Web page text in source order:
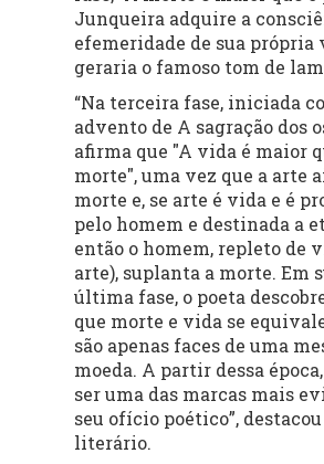
Junqueira adquire a
efemeridade de sua própria
geraria o famoso tom de
“Na terceira fase, iniciada
advento de A sagração dos
afirma que "A vida é maior
morte", uma vez que a arte
morte e, se arte é vida e é
pelo homem e destinada a
então o homem, repleto de
arte), suplanta a morte. Em
última fase, o poeta
que morte e vida se
são apenas faces de uma
moeda. A partir dessa
ser uma das marcas mais
seu ofício poético”,
literário.